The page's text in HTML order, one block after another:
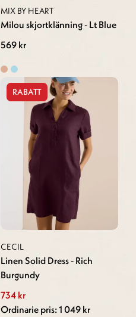
MIX BY HEART
Milou skjortklänning - Lt Blue
569 kr
RABATT
CECIL
Linen Solid Dress - Rich
Burgundy
734 kr
Ordinarie pris: 1 049 kr